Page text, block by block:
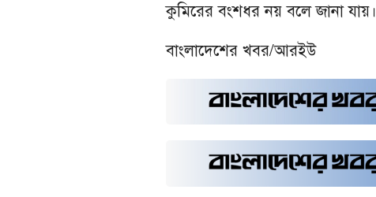
কুমিরের বংশধর নয় বলে জানা যায়।
বাংলাদেশের খবর/আরইউ